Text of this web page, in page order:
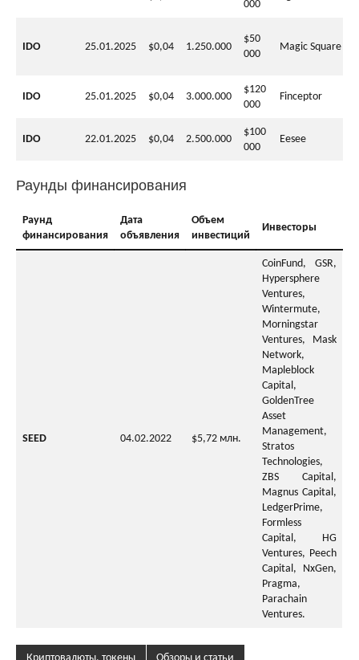
000
IDO 25.01.2025 $0,04 1.250.000
$50
000
Magic Square
IDO 25.01.2025 $0,04 3.000.000
$120
000
Finceptor
IDO 22.01.2025 $0,04 2.500.000
$100
000
Eesee
Раунды финансирования
Раунд
финансирования
Дата
объявления
Объем
инвестиций
Инвесторы
SEED 04.02.2022 $5,72 млн.
CoinFund, GSR,
Hypersphere
Ventures,
Wintermute,
Morningstar
Ventures, Mask
Network,
Mapleblock
Capital,
GoldenTree
Asset
Management,
Stratos
Technologies,
ZBS Capital,
Magnus Capital,
LedgerPrime,
Formless
Capital, HG
Ventures, Peech
Capital, NxGen,
Pragma,
Parachain
Ventures.